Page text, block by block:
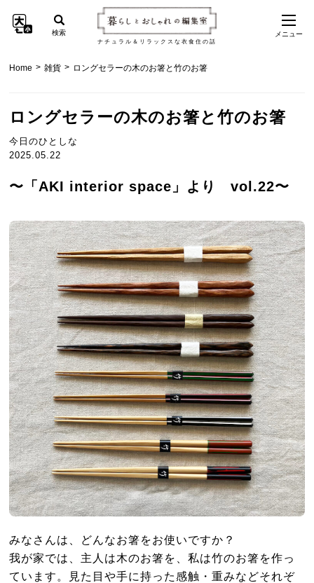
ナチュラル＆リラックスな衣食住の話
検索 メニュー
Home > 雑貨 > ロングセラーの木のお箸と竹のお箸
ロングセラーの木のお箸と竹のお箸
今日のひとしな
2025.05.22
〜「AKI interior space」より vol.22〜
みなさんは、どんなお箸をお使いですか？
我が家では、主人は木のお箸を、私は竹のお箸を作っ
ています。見た目や手に持った感触・重みなどそれぞ